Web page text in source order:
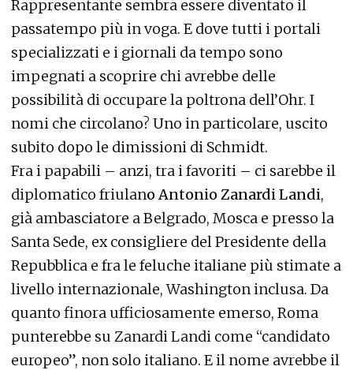
Rappresentante sembra essere diventato il
passatempo più in voga. E dove tutti i portali
specializzati e i giornali da tempo sono
impegnati a scoprire chi avrebbe delle
possibilità di occupare la poltrona dell’Ohr. I
nomi che circolano? Uno in particolare, uscito
subito dopo le dimissioni di Schmidt.
Fra i papabili – anzi, tra i favoriti – ci sarebbe il
diplomatico friulano Antonio Zanardi Landi,
già ambasciatore a Belgrado, Mosca e presso la
Santa Sede, ex consigliere del Presidente della
Repubblica e fra le feluche italiane più stimate a
livello internazionale, Washington inclusa. Da
quanto finora ufficiosamente emerso, Roma
punterebbe su Zanardi Landi come “candidato
europeo”, non solo italiano. E il nome avrebbe il